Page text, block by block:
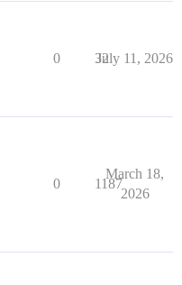
0 32
July 11, 2026
0 1187
March 18,
2026